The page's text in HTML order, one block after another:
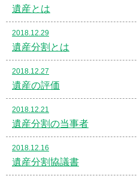
遺産とは
2018.12.29
遺産分割とは
2018.12.27
遺産の評価
2018.12.21
遺産分割の当事者
2018.12.16
遺産分割協議書